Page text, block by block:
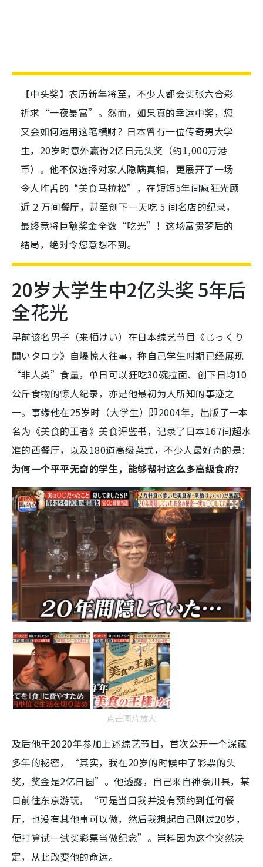
【中头奖】农历新年将至，不少人都会买张六合彩
祈求“一夜暴富”。然而，如果真的幸运中奖，您
又会如何运用这笔横财？日本曾有一位传奇男大学
生，20岁时意外赢得2亿日元头奖（约1,000万港
币）。他不仅选择对家人隐瞒真相，更展开了一场
令人咋舌的“美食马拉松”，在短短5年间疯狂光顾
近 2 万间餐厅，甚至创下一天吃 5 间名店的纪录，
最终竟将巨额奖金全数“吃光”！这场富贵梦后的
结局，绝对令您意想不到。
20岁大学生中2亿头奖 5年后
全花光
早前该名男子（来栖けい）在日本综艺节目《じっくり
聞いタロウ》自爆惊人往事，称自己学生时期已经展现
“非人类”食量，单日可以狂吃30碗拉面、创下日均10
公斤食物的惊人纪录，亦是他最初为人所知的事迹之
一。事缘他在25岁时（大学生）即2004年，出版了一本
名为《美食的王者》美食评鉴书，记录了日本167间超水
准的西餐厅，以及180道高级菜式，不少人最好奇的是：
为何一个平平无奇的学生，能够帮衬这么多高级食府？
点击图片放大
及后他于2020年参加上述综艺节目，首次公开一个深藏
多年的秘密，“其实，我在20岁的时候中了彩票的头
奖，奖金是2亿日圆”。他透露，自己来自神奈川县，某
日前往东京游玩，“可是当日我并没有预约到任何餐
厅，也没有其他事可以做，然后我想起自己刚过20岁，
便打算试一试买彩票当做纪念”。岂料因为这个突然决
定，从此改变他的命运。